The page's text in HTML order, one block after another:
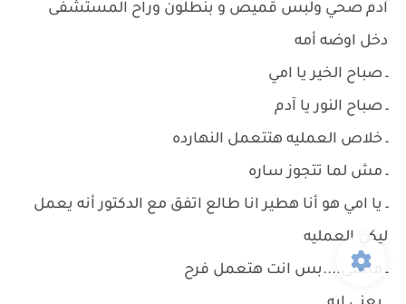
آدم صحي ولبس قميص و بنطلون وراح المستشفى
دخل اوضه أمه
ـ صباح الخير يا امي
ـ صباح النور يا آدم
ـ خلاص العمليه هتتعمل النهارده
ـ مش لما تتجوز ساره
ـ يا امي هو أنا هطير انا طالع اتفق مع الدكتور أنه يعمل
ليكي العمليه
ـ ماشى....بس انت هتعمل فرح